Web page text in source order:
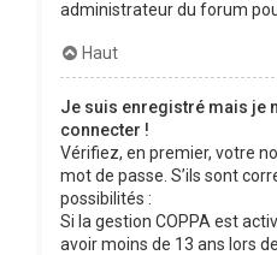
administrateur du forum
Haut
Je suis enregistré mais je
connecter !
Vérifiez, en premier, votre
mot de passe. S’ils sont
possibilités :
Si la gestion COPPA est
avoir moins de 13 ans lors